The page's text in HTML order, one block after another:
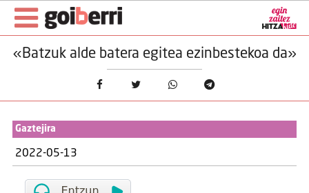
«Batzuk alde batera egitea ezinbestekoa da»
Gaztejira
2022-05-13